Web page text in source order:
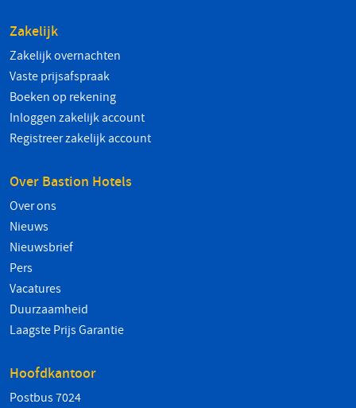
Zakelijk
Zakelijk overnachten
Vaste prijsafspraak
Boeken op rekening
Inloggen zakelijk account
Registreer zakelijk account
Over Bastion Hotels
Over ons
Nieuws
Nieuwsbrief
Pers
Vacatures
Duurzaamheid
Laagste Prijs Garantie
Hoofdkantoor
Postbus 7024